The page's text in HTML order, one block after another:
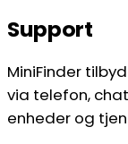
Support
MiniFinder
via telefon,
enheder og